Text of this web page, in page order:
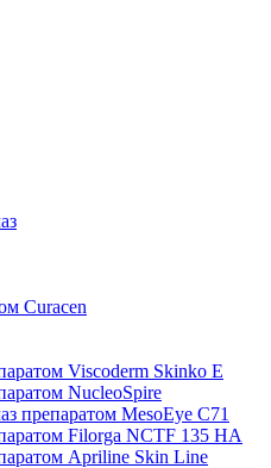
Curacen
Viscoderm Skinko E
NucleoSpire
препаратом MesoEye С71
Filorga NCTF 135 HA
Apriline Skin Line